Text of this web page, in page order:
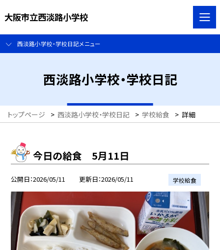
大阪市立西淡路小学校
西淡路小学校・学校日記メニュー
西淡路小学校・学校日記
トップページ > 西淡路小学校・学校日記 > 学校給食 > 詳細
今日の給食 5月11日
公開日 2026/05/11 更新日 2026/05/11 学校給食